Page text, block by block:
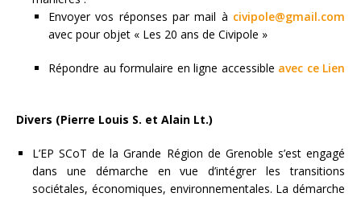
Envoyer vos réponses par mail à civipole@gmail.com
avec pour objet « Les 20 ans de Civipole »
Répondre au formulaire en ligne accessible avec ce Lien
Divers (Pierre Louis S. et Alain Lt.)
L’EP SCoT de la Grande Région de Grenoble s’est engagé
dans une démarche en vue d’intégrer les transitions
sociétales, économiques, environnementales. La démarche